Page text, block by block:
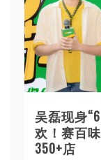
吴磊现身
欢！赛百
350+店